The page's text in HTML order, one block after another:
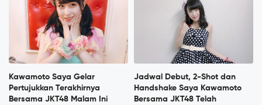
Kawamoto Saya Gelar
Pertujukkan Terakhirnya
Bersama JKT48 Malam Ini
Jadwal Debut, 2-Shot dan
Handshake Saya Kawamoto
Bersama JKT48 Telah